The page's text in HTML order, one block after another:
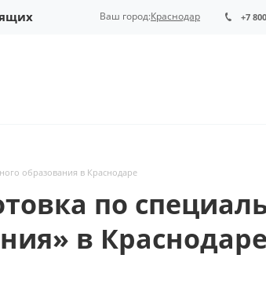
+7
Ваш город:Краснодар
образования в Краснодаре
по
в